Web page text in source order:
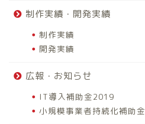
制作実績・開発実績
制作実績
開発実績
広報・お知らせ
IT導入補助金2019
小規模事業者持続化補助金